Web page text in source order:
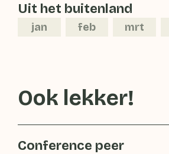
Uit het buitenland
jan feb mrt
Ook lekker!
Conference peer